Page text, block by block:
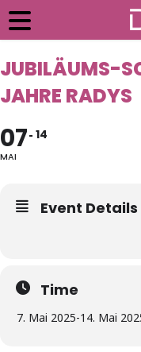
JUBILÄUMS-
JAHRE RADYS
07
MAI
14
Event Details
Time
7. Mai 2025-14. Mai